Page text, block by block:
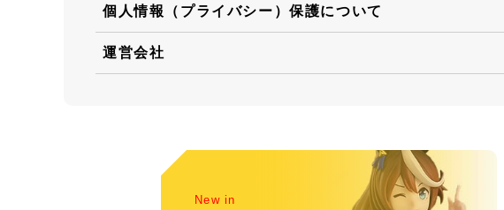
個人情報（プライバシー）保護について
運営会社
New in